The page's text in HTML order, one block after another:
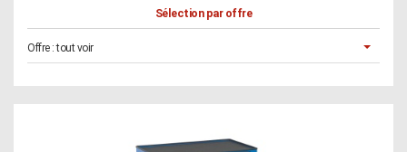
Sélection par offre
Offre :tout voir